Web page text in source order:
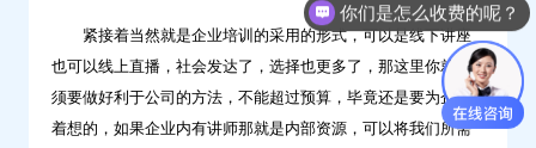
紧接着当然就是企业培训的采用的形式，可以是线下讲座
也可以线上直播，社会发达了，选择也更多了，那这里你就必
须要做好利于公司的方法，不能超过预算，毕竟还是要为企业
着想的，如果企业内有讲师那就是内部资源，可以将我们所需
你们是怎么收费的呢？